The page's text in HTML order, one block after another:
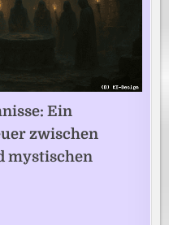
Ein
zwischen
mystischen